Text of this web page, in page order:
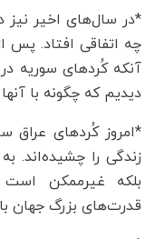
*در سال‌های اخیر نیز
چه اتفاقی افتاد. پس
آنکه کُردهای سوریه
دیدیم که چگونه با
*امروز کُردهای عراق
زندگی را چشیده‌اند.
بلکه غیرممکن است
قدرت‌های بزرگ جهان با